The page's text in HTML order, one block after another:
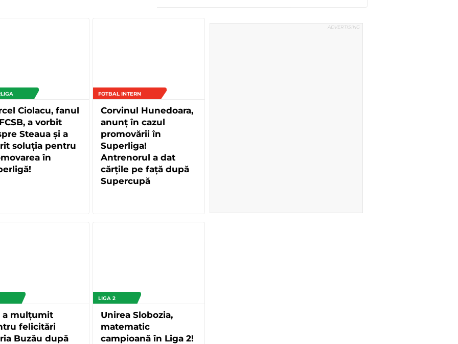
Ciolacu, fanul
a vorbit
Steaua și a
soluția pentru
în
FOTBAL INTERN
Corvinul Hunedoara,
anunț în cazul
promovării în
Superliga!
Antrenorul a dat
cărțile pe față după
Supercupă
a mulțumit
felicitări
Buzău după
LIGA 2
Unirea Slobozia,
matematic
campioană în Liga 2!